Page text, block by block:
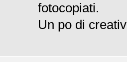
fotocopiati.
Un po di